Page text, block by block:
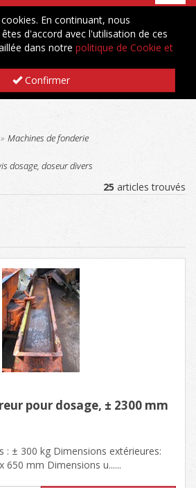
En continuant, nous
d'accord avec l'utilisation de ces
dans notre politique de Cookie et
Confirmer
Machines de fonderie
dosage, doseur divers
25 articles trouvés
pour dosage, ± 2300 mm
: ± 300 kg Dimensions extérieures:
650 mm Dimensions u......